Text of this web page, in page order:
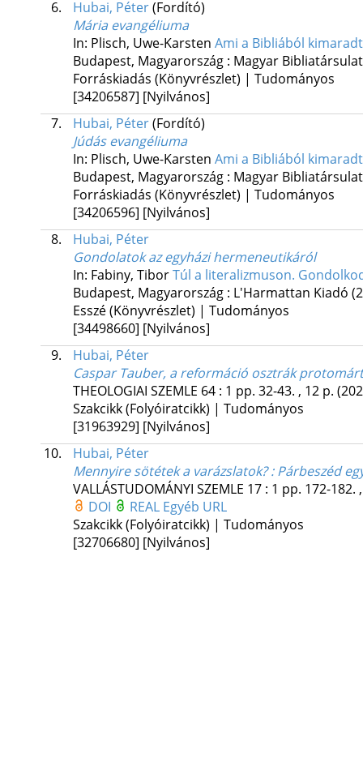
6.
Hubai, Péter(Fordító)
Mária evangéliuma
In: Plisch, Uwe-Karsten Ami a Bibliából
Budapest, Magyarország : Magyar
Forráskiadás (Könyvrészlet) | Tudományos
[34206587] [Nyilvános]
7.
Hubai, Péter(Fordító)
Júdás evangéliuma
In: Plisch, Uwe-Karsten Ami a Bibliából
Budapest, Magyarország : Magyar
Forráskiadás (Könyvrészlet) | Tudományos
[34206596] [Nyilvános]
8.
Hubai, Péter
Gondolatok az egyházi hermeneutikáról
In: Fabiny, TiborTúl a literalizmuson.
Budapest, Magyarország : L'Harmattan Kiadó
Esszé (Könyvrészlet) | Tudományos
[34498660] [Nyilvános]
9.
Hubai, Péter
Caspar Tauber, a reformáció osztrák
THEOLOGIAI SZEMLE 64: 1 pp. 32-43. , 12 p.
Szakcikk (Folyóiratcikk) | Tudományos
[31963929] [Nyilvános]
10.
Hubai, Péter
Mennyire sötétek a varázslatok? : Párbeszéd
VALLÁSTUDOMÁNYI SZEMLE 17: 1 pp. 172-182.
DOI
REAL Egyéb URL
Szakcikk (Folyóiratcikk) | Tudományos
[32706680] [Nyilvános]